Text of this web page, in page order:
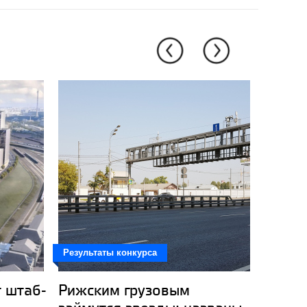
штаб-
Результаты конкурса
Рижским грузовым